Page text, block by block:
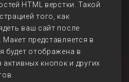
HTML верстки. Такой
того, как
ваш сайт после
представляется в
будет отображена в
активных кнопок и других